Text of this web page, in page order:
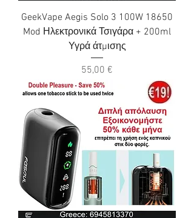
GeekVape Aegis Solo 3 100W 18650
Mod Ηλεκτρονικά Τσιγάρα + 200ml
Υγρά άτμισης
Τιμή
55,00 €